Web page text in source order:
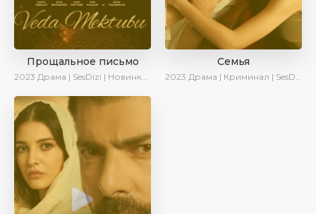
Прощальное письмо
2023 Драма | SesDizi | Новинки | Сериалы 2023
Семья
2023 Драма | Криминал | SesDizi | Ирина Котова | AveTurk | Сериалы 2023